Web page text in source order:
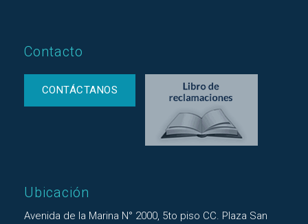
Contacto
CONTÁCTANOS
Ubicación
Avenida de la Marina N° 2000, 5to piso CC. Plaza San